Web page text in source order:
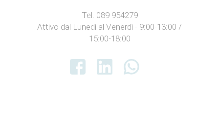
Tel. 089 954279
Attivo dal Lunedì al Venerdì - 9:00-13:00 /
15:00-18:00